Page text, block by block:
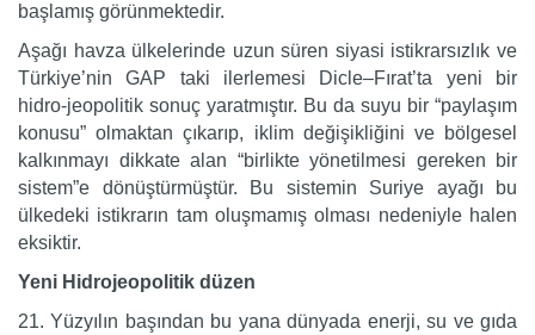
başlamış görünmektedir.
Aşağı havza ülkelerinde uzun süren siyasi istikrarsızlık ve
Türkiye’nin GAP taki ilerlemesi Dicle–Fırat’ta yeni bir
hidro-jeopolitik sonuç yaratmıştır. Bu da suyu bir “paylaşım
konusu” olmaktan çıkarıp, iklim değişikliğini ve bölgesel
kalkınmayı dikkate alan “birlikte yönetilmesi gereken bir
sistem”e dönüştürmüştür. Bu sistemin Suriye ayağı bu
ülkedeki istikrarın tam oluşmamış olması nedeniyle halen
eksiktir.
Yeni Hidrojeopolitik düzen
21. Yüzyılın başından bu yana dünyada enerji, su ve gıda